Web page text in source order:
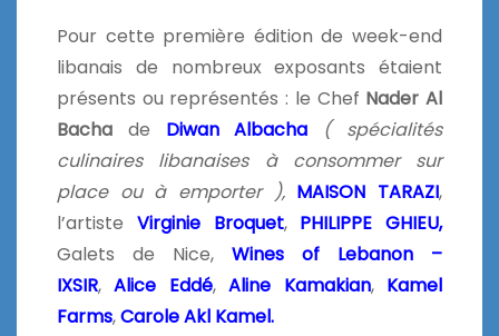
Pour cette première édition de week-end
libanais de nombreux exposants étaient
présents ou représentés : le Chef Nader Al
Bacha de Diwan Albacha
( spécialités
culinaires libanaises à consommer sur
place ou à emporter ), MAISON TARAZI,
l’artiste Virginie Broquet, PHILIPPE GHIEU,
Galets de Nice, Wines of Lebanon –
IXSIR,Alice Eddé,Aline Kamakian, Kamel
Farms,Carole Akl Kamel.